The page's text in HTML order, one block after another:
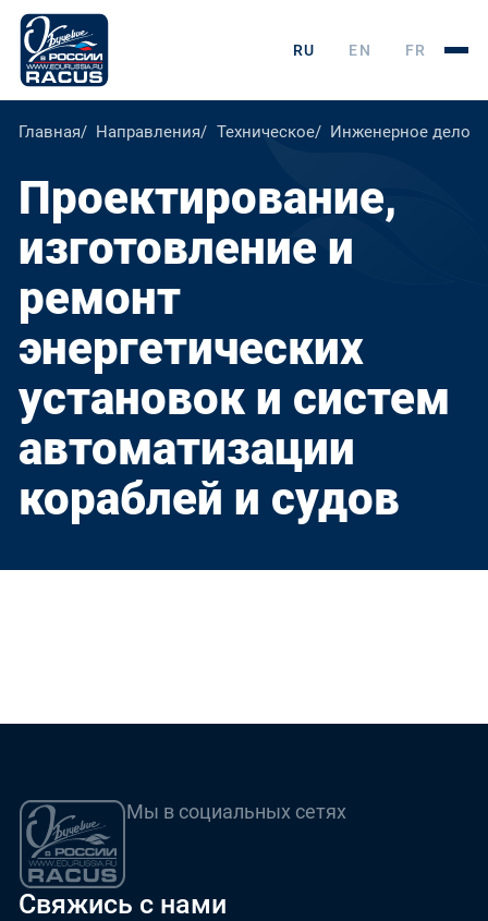
RU EN FR
Главная Направления Техническое Инженерное дело,
Проектирование,
изготовление и
ремонт
энергетических
установок и систем
автоматизации
кораблей и судов
Мы в социальных сетях
Свяжись с нами